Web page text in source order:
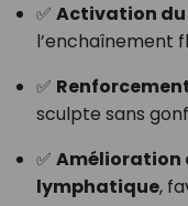
✅ Activation
l’enchaînement
✅
sculpte sans
✅ Amélioration
lymphatique,